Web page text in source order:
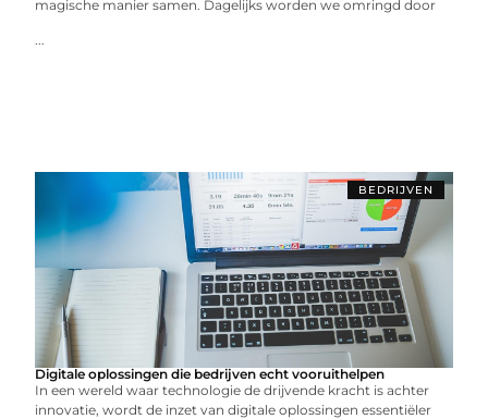
magische manier samen. Dagelijks worden we omringd door
...
BEDRIJVEN
Digitale oplossingen die bedrijven echt vooruithelpen
In een wereld waar technologie de drijvende kracht is achter
innovatie, wordt de inzet van digitale oplossingen essentiëler